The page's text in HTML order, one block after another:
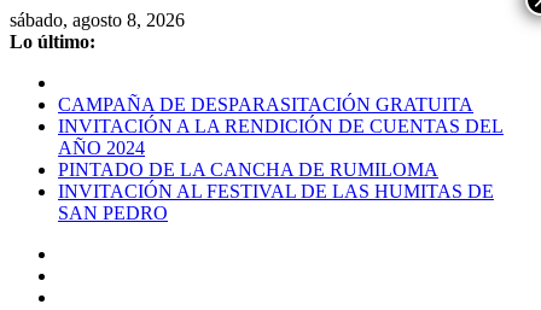
Saltar
al
sábado, agosto 8, 2026
Lo último:
CAMPAÑA DE DESPARASITACIÓN GRATUITA
INVITACIÓN A LA RENDICIÓN DE CUENTAS DEL
AÑO 2024
PINTADO DE LA CANCHA DE RUMILOMA
INVITACIÓN AL FESTIVAL DE LAS HUMITAS DE
SAN PEDRO